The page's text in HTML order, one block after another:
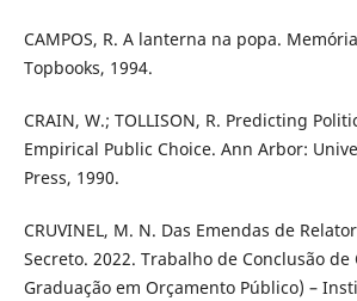
CAMPOS, R. A lanterna na popa.
Topbooks, 1994.
CRAIN, W.; TOLLISON, R. Predicting
Empirical Public Choice. Ann Arbor:
Press, 1990.
CRUVINEL, M. N. Das Emendas de
Secreto. 2022. Trabalho de Conclusão de
Graduação em Orçamento Público) –